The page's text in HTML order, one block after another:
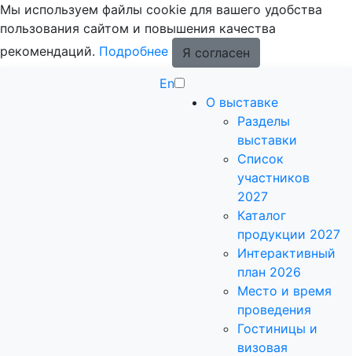
Мы используем файлы cookie для вашего удобства
пользования сайтом и повышения качества
рекомендаций. Подробнее
Я согласен
En
О выставке
Разделы
выставки
Список
участников
2027
Каталог
продукции 2027
Интерактивный
план 2026
Место и время
проведения
Гостиницы и
визовая